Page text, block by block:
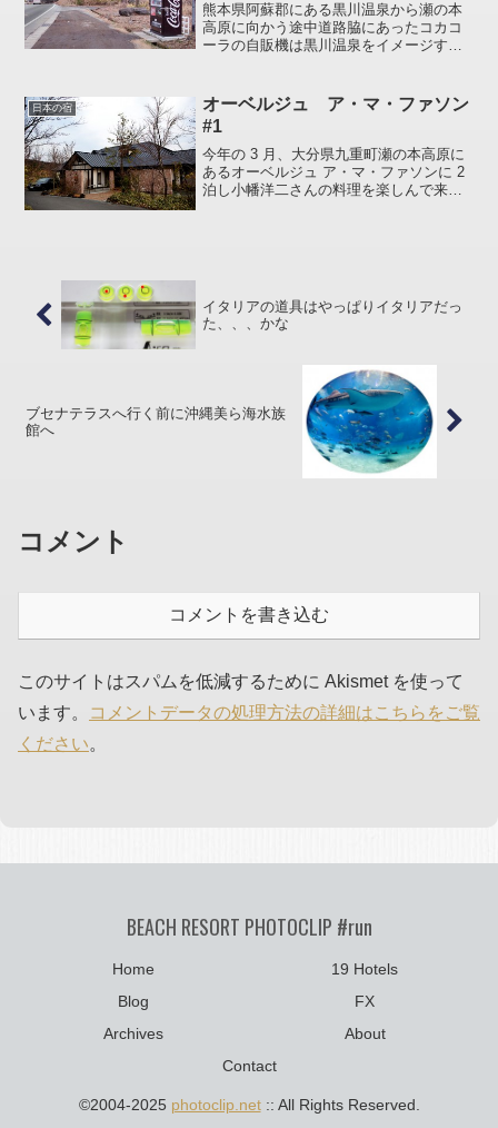
熊本県阿蘇郡にある黒川温泉から瀬の本
高原に向かう途中道路脇にあったコカコ
ーラの自販機は黒川温泉をイメージする
たなぁ。派手な看板などを廃して統一感
のある落ち着いた町並みを...
日本の宿
オーベルジュ ア・マ・ファソン
#1
今年の 3 月、大分県九重町瀬の本高原に
あるオーベルジュ ア・マ・ファソンに 2
泊し小幡洋二さんの料理を楽しんで来ま
イタリアの道具はやっぱりイタリアだっ
た、、、かな
ブセナテラスへ行く前に沖縄美ら海水族
館へ
コメント
コメントを書き込む
このサイトはスパムを低減するために Akismet を使って
います。
コメントデータの処理方法の詳細はこちらをご覧
ください。
BEACH RESORT PHOTOCLIP #run
Home
19 Hotels
Blog
FX
Archives
About
Contact
©2004-2025 photoclip.net:: All Rights Reserved.